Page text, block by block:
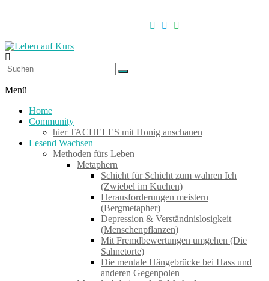
Leben
auf
Kurs
Werkzeuge
zum
Menü
Home
Community
hier TACHELES mit Honig anschauen
Lesend Wachsen
Methoden fürs Leben
Metaphern
Schicht für Schicht zum wahren Ich
(Zwiebel im Kuchen)
Herausforderungen meistern
(Bergmetapher)
Depression & Verständnislosigkeit
(Menschenpflanzen)
Mit Fremdbewertungen umgehen (Die
Sahnetorte)
Die mentale Hängebrücke bei Hass und
anderen Gegenpolen